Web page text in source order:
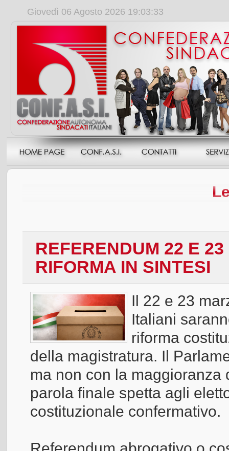
Giovedì 06 Agosto 2026 19:03:34
REFERENDUM 22 E
RIFORMA IN SINTESI
Il 22 e 23
Italiani
riforma
della magistratura. Il
ma non con la maggioranza
parola finale spetta agli
costituzionale confermativo.